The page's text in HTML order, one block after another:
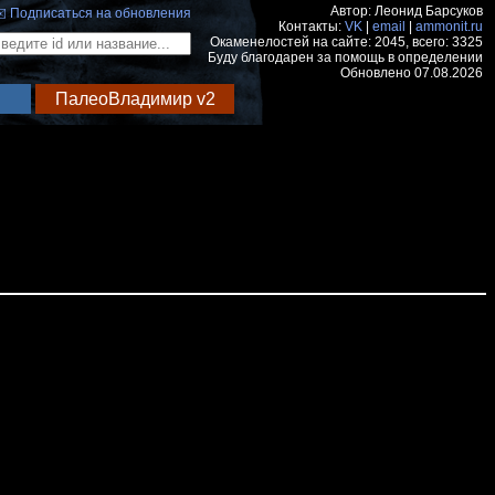
Подписаться на обновления
Автор: Леонид Барсуков
Контакты: VK email
ammonit.ru
Окаменелостей на сайте: 2045, всего: 3325
Буду благодарен за помощь в определении
Обновлено 07.08.2026
ПалеоВладимир v2